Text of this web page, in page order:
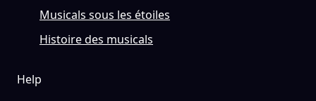
Musicals sous les étoiles
Histoire des musicals
Help